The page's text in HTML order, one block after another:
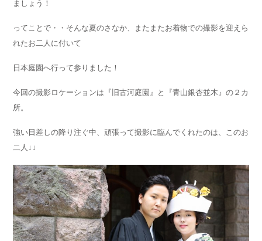
ましょう！
ってことで・・そんな夏のさなか、またまたお着物での撮影を迎えら
れたお二人に付いて
日本庭園へ行って参りました！
今回の撮影ロケーションは『旧古河庭園』と『青山銀杏並木』の２カ
所。
強い日差しの降り注ぐ中、頑張って撮影に臨んでくれたのは、このお
二人↓↓